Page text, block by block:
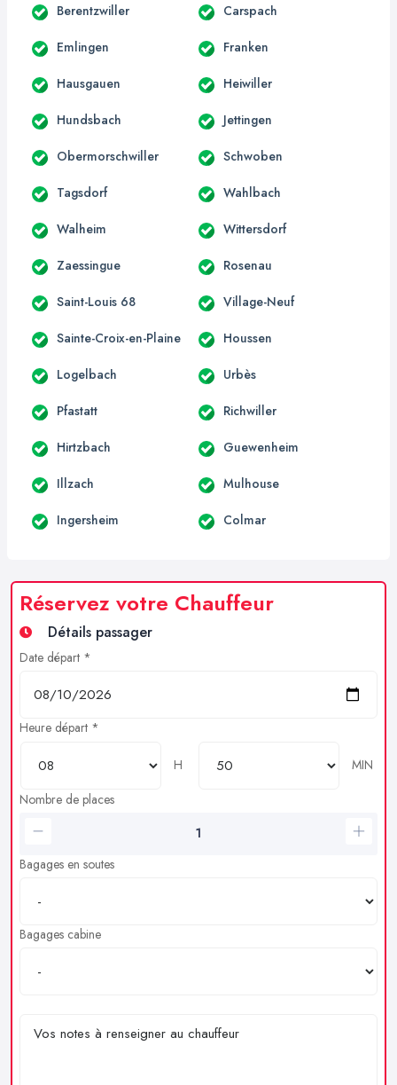
Berentzwiller Carspach
Emlingen Franken
Hausgauen Heiwiller
Hundsbach Jettingen
Obermorschwiller Schwoben
Tagsdorf Wahlbach
Walheim Wittersdorf
Zaessingue Rosenau
Saint-Louis 68 Village-Neuf
Sainte-Croix-en-Plaine Houssen
Logelbach Urbès
Pfastatt Richwiller
Hirtzbach Guewenheim
Illzach Mulhouse
Ingersheim Colmar
Réservez votre Chauffeur
Détails passager
Date départ *
Heure départ *
H
MIN
Nombre de places
Bagages en soutes
Bagages cabine